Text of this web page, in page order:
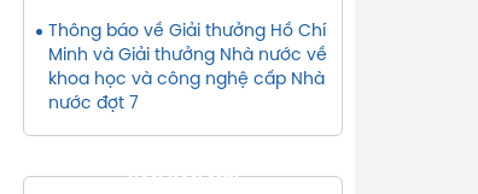
Thông báo về Giải thưởng Hồ Chí
Minh và Giải thưởng Nhà nước về
khoa học và công nghệ cấp Nhà
nước đợt 7
VĂN BẢN MỚI